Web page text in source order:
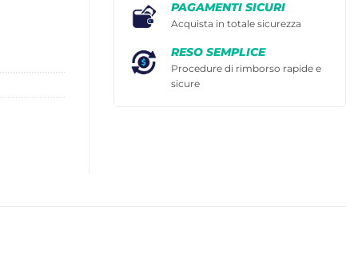
PAGAMENTI SICURI
Acquista in totale sicurezza
RESO SEMPLICE
Procedure di rimborso rapide e
sicure